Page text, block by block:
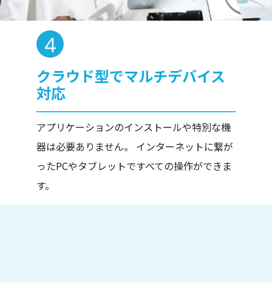
クラウド型でマルチデバイス
対応
アプリケーションのインストールや特別な機
器は必要ありません。 インターネットに繋が
ったPCやタブレットですべての操作ができま
す。